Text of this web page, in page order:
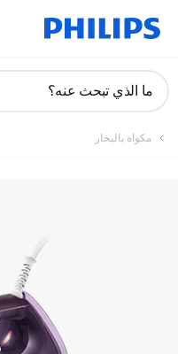
دعم
ما الذي تبحث عنه؟
مكواة بالبخار
تسجيل المنتج